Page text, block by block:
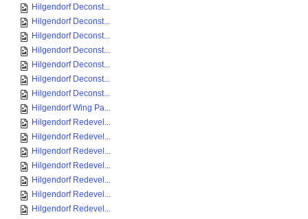
Hilgendorf Deconst...
Hilgendorf Deconst...
Hilgendorf Deconst...
Hilgendorf Deconst...
Hilgendorf Deconst...
Hilgendorf Deconst...
Hilgendorf Deconst...
Hilgendorf Wing Pa...
Hilgendorf Redevel...
Hilgendorf Redevel...
Hilgendorf Redevel...
Hilgendorf Redevel...
Hilgendorf Redevel...
Hilgendorf Redevel...
Hilgendorf Redevel...